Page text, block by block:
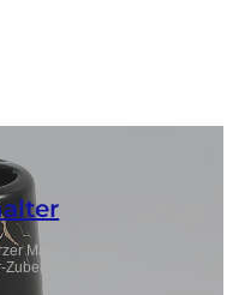
Marmor Muster
Fabrik